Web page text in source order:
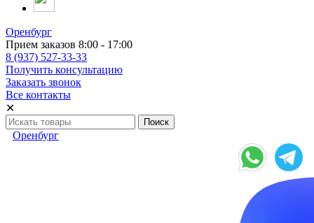
Оренбург
Прием заказов 8:00 - 17:00
8 (937) 527-33-33
Получить консультацию
Заказать звонок
Все контакты
✕
Оренбург